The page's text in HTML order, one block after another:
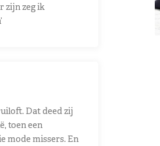
zijn zeg ik
Dat deed zij
toen een
mode missers. En